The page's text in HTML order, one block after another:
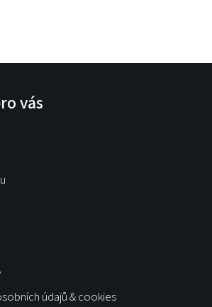
vás
údajů & cookies